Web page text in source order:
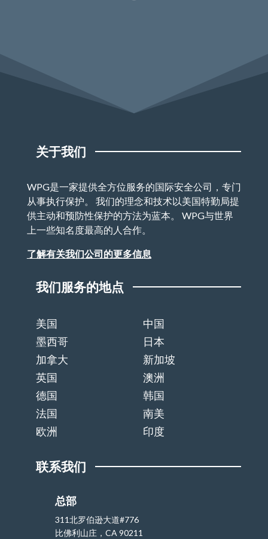
关于我们
WPG是一家提供全方位服务的国际安全公司，专门
从事执行保护。 我们的理念和技术以美国特勤局提
供主动和预防性保护的方法为蓝本。 WPG与世界
上一些知名度最高的人合作。
了解有关我们公司的更多信息
我们服务的地点
美国
中国
墨西哥
日本
加拿大
新加坡
英国
澳洲
德国
韩国
法国
南美
欧洲
印度
联系我们
总部
311北罗伯逊大道#776
比佛利山庄，CA 90211